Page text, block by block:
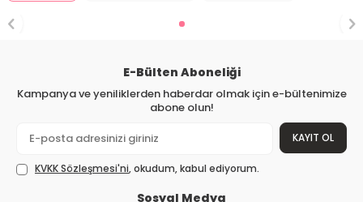
E-Bülten Aboneliği
Kampanya ve yeniliklerden haberdar olmak için e-bültenimize
abone olun!
KAYIT OL
KVKK Sözleşmesi'ni, okudum, kabul ediyorum.
Sosyal Medya